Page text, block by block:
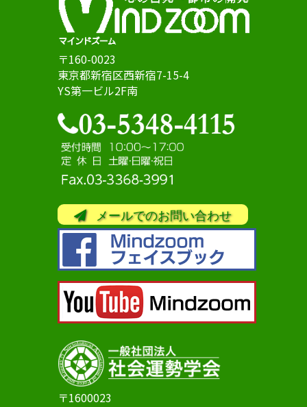
〒160-0023
東京都新宿区西新宿7-15-4
YS第一ビル2F南
メールでのお問い合わせ
〒1600023